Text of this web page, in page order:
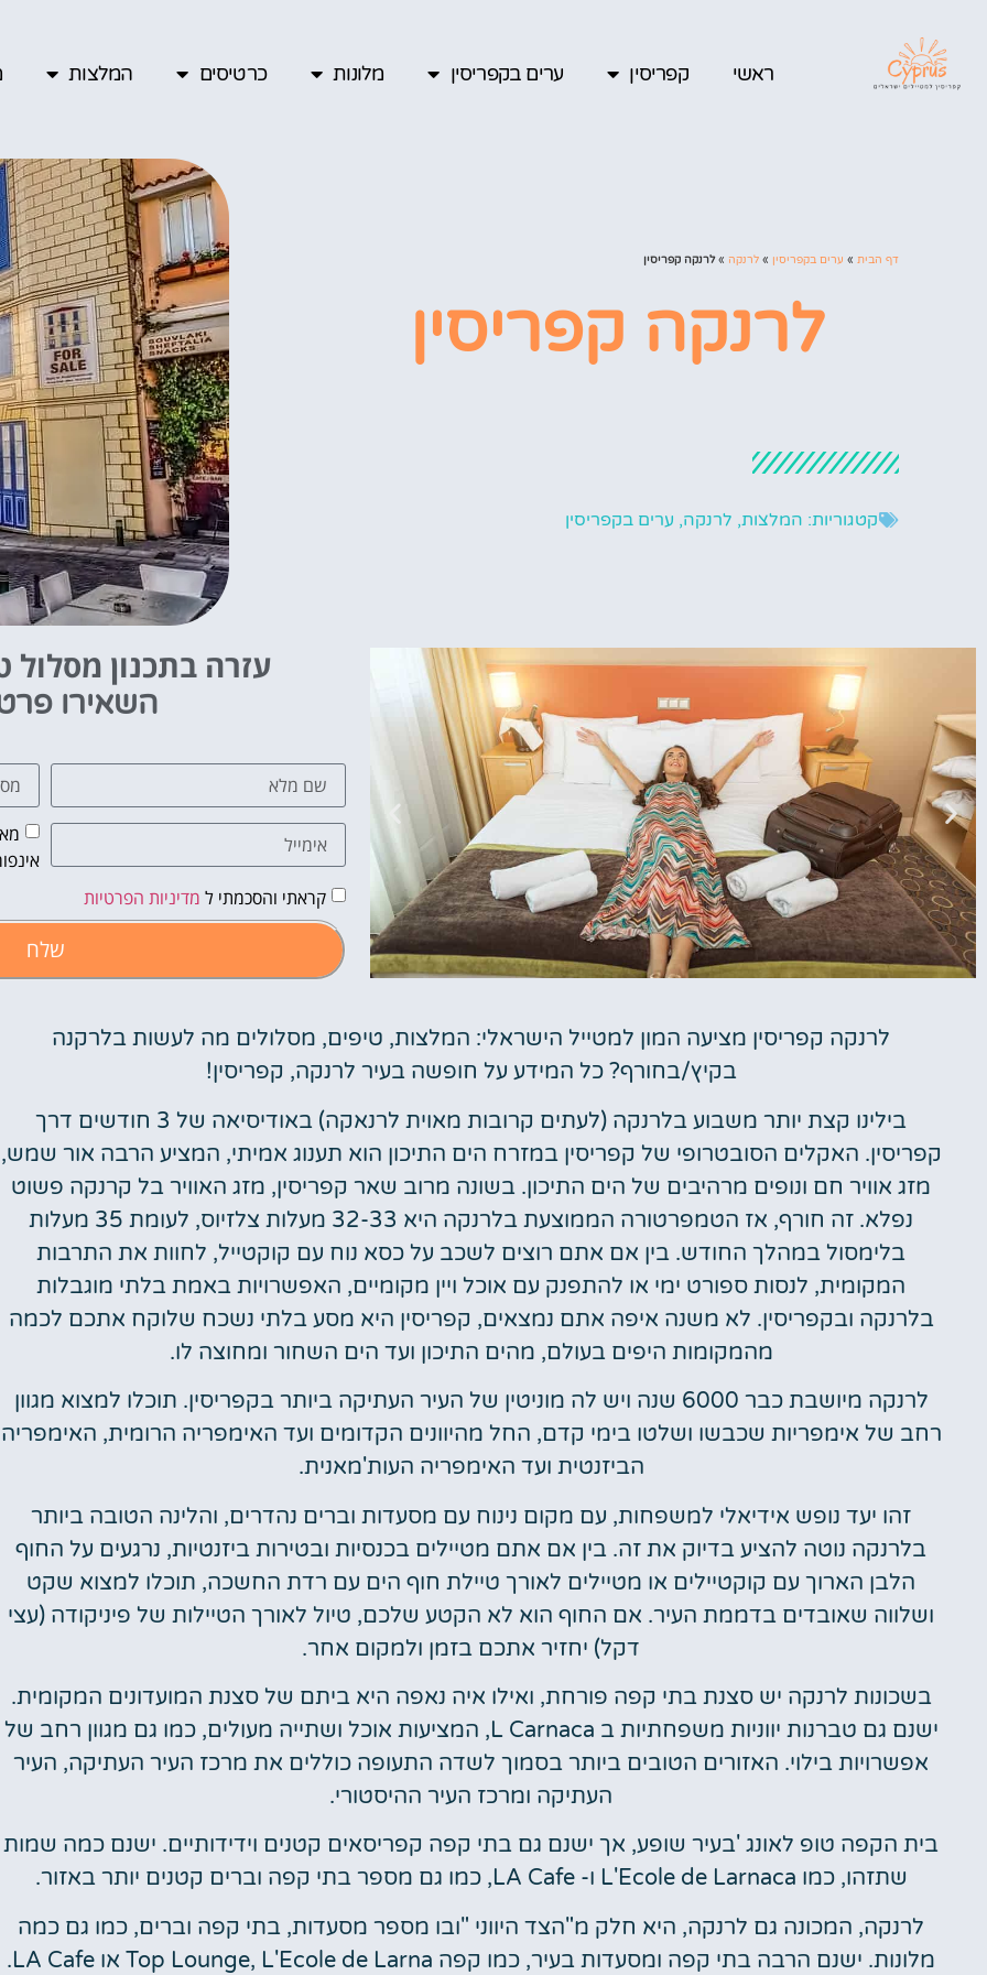
ראשי קפריסין ערים בקפריסין מלונות כרטיסים המלצות
דף הבית » ערים בקפריסין » לרנקה »לרנקה קפריסין
לרנקה קפריסין
קטגוריות: המלצות, לרנקה, ערים בקפריסין
מלונות
מומלץ?
פה!
טיסות
טיסה זולה?
לחצו
פה!
עזרה בתכנון מסלול
השאירו
קראתי והסכמתי ל מדיניות הפרטיות
שלח
לרנקה קפריסין מציעה המון למטייל הישראלי: המלצות, טיפים, מסלולים מה לעשות בלרקנה
בקיץ/בחורף? כל המידע על חופשה בעיר לרנקה, קפריסין!
בילינו קצת יותר משבוע בלרנקה (לעתים קרובות מאוית לרנאקה) באודיסיאה של 3 חודשים דרך
קפריסין. האקלים הסובטרופי של קפריסין במזרח הים התיכון הוא תענוג אמיתי, המציע הרבה אור שמש,
מזג אוויר חם ונופים מרהיבים של הים התיכון. בשונה מרוב שאר קפריסין, מזג האוויר בל קרנקה פשוט
נפלא. זה חורף, אז הטמפרטורה הממוצעת בלרנקה היא 32-33 מעלות צלזיוס, לעומת 35 מעלות
בלימסול במהלך החודש. בין אם אתם רוצים לשכב על כסא נוח עם קוקטייל, לחוות את התרבות
המקומית, לנסות ספורט ימי או להתפנק עם אוכל ויין מקומיים, האפשרויות באמת בלתי מוגבלות
בלרנקה ובקפריסין. לא משנה איפה אתם נמצאים, קפריסין היא מסע בלתי נשכח שלוקח אתכם לכמה
מהמקומות היפים בעולם, מהים התיכון ועד הים השחור ומחוצה לו.
לרנקה מיושבת כבר 6000 שנה ויש לה מוניטין של העיר העתיקה ביותר בקפריסין. תוכלו למצוא מגוון
רחב של אימפריות שכבשו ושלטו בימי קדם, החל מהיוונים הקדומים ועד האימפריה הרומית, האימפריה
הביזנטית ועד האימפריה העות'מאנית.
זהו יעד נופש אידיאלי למשפחות, עם מקום נינוח עם מסעדות וברים נהדרים, והלינה הטובה ביותר
בלרנקה נוטה להציע בדיוק את זה. בין אם אתם מטיילים בכנסיות ובטירות ביזנטיות, נרגעים על החוף
הלבן הארוך עם קוקטיילים או מטיילים לאורך טיילת חוף הים עם רדת החשכה, תוכלו למצוא שקט
ושלווה שאובדים בדממת העיר. אם החוף הוא לא הקטע שלכם, טיול לאורך הטיילות של פיניקודה (עצי
דקל) יחזיר אתכם בזמן ולמקום אחר.
בשכונות לרנקה יש סצנת בתי קפה פורחת, ואילו איה נאפה היא ביתם של סצנת המועדונים המקומית.
ישנם גם טברנות יווניות משפחתיות ב L Carnaca, המציעות אוכל ושתייה מעולים, כמו גם מגוון רחב של
אפשרויות בילוי. האזורים הטובים ביותר בסמוך לשדה התעופה כוללים את מרכז העיר העתיקה, העיר
העתיקה ומרכז העיר ההיסטורי.
בית הקפה טופ לאונג 'בעיר שופע, אך ישנם גם בתי קפה קפריסאים קטנים וידידותיים. ישנם כמה שמות
שתזהו, כמו L'Ecole de Larnaca ו- LA Cafe, כמו גם מספר בתי קפה וברים קטנים יותר באזור.
לרנקה, המכונה גם לרנקה, היא חלק מ"הצד היווני "ובו מספר מסעדות, בתי קפה וברים, כמו גם כמה
מלונות. ישנם הרבה בתי קפה ומסעדות בעיר, כמו קפה Top Lounge, L'Ecole de Larna או LA Cafe.